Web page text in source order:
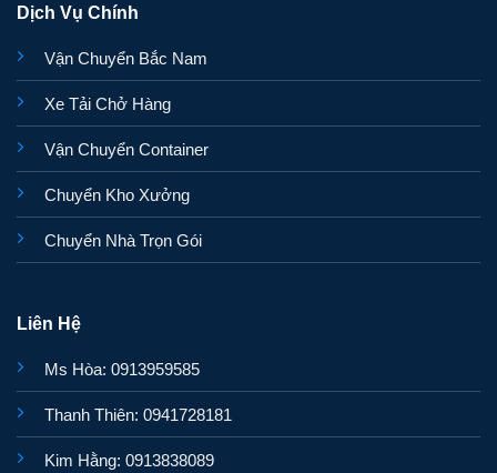
Dịch Vụ Chính
Vận Chuyển Bắc Nam
Xe Tải Chở Hàng
Vận Chuyển Container
Chuyển Kho Xưởng
Chuyển Nhà Trọn Gói
Liên Hệ
Ms Hòa: 0913959585
Thanh Thiên: 0941728181
Kim Hằng: 0913838089